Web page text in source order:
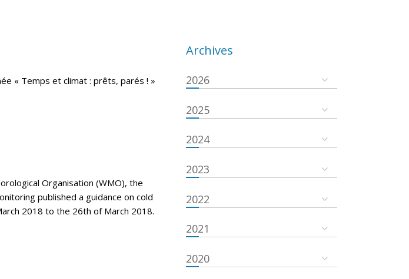
« Temps et climat : prêts, parés ! »
Organisation (WMO), the
published a guidance on cold
2018 to the 26th of March 2018.
Archives
2026
2025
2024
2023
2022
2021
2020